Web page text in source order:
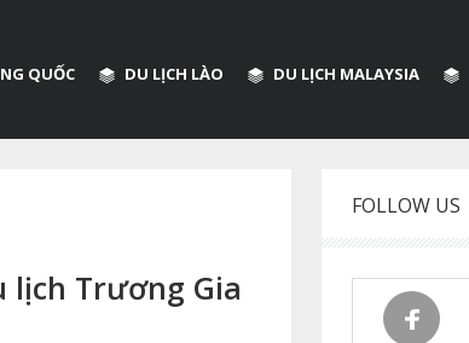
QUỐC DU LỊCH LÀO DU LỊCH MALAYSIA
lịch Trương Gia
FOLLOW US